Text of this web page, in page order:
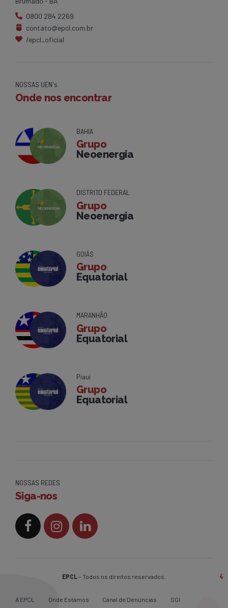
0800 284 2269
contato@epcl.com.br
/epcl_oficial
NOSSAS UEN's
Onde nos encontrar
BAHIA
Grupo
Neoenergia
DISTRITO FEDERAL
Grupo
Neoenergia
GOIÁS
Grupo
Equatorial
MARANHÃO
Grupo
Equatorial
Piauí
Grupo
Equatorial
NOSSAS REDES
Siga-nos
EPCL – Todos os direitos reservados.
A EPCL Onde Estamos Canal de Denúncias
SGI